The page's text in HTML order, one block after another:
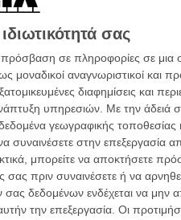
σας
πρόσβαση σε πληροφορίες σε
αναγνωριστικοί και
διαφημίσεις και
υπηρεσιών. Με την άδειά
γεωγραφικής τοποθεσίας
στην επεξεργασία
μπορείτε να αποκτήσετε
σας πριν συναινέσετε ή να
δεδομένων ενδέχεται να μην
την επεξεργασία. Οι
όλοι
ατμόσφαιρα
νεαρός
ότι το
Εύα απέναντι στον
-
(και μια
πιο πετυχημένος
στην ιστορίας)
και αυτόν
Οι
Μπέλα
Μια Θέση
A Place
Τζορτζ